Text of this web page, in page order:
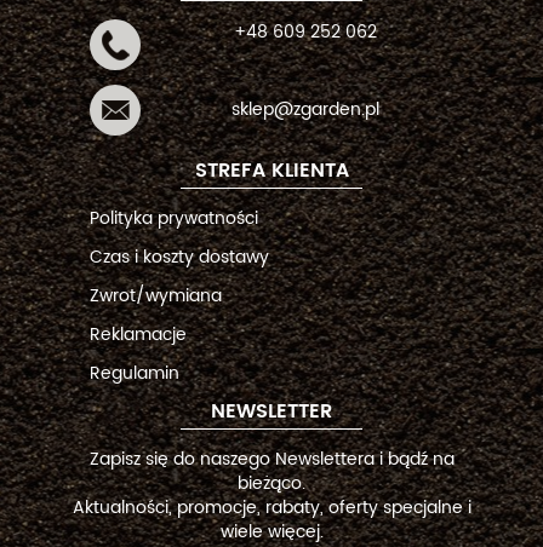
+48 609 252 062
sklep@zgarden.pl
STREFA KLIENTA
Polityka prywatności
Czas i koszty dostawy
Zwrot/wymiana
Reklamacje
Regulamin
NEWSLETTER
Zapisz się do naszego Newslettera i bądź na
bieżąco.
Aktualności, promocje, rabaty, oferty specjalne i
wiele więcej.